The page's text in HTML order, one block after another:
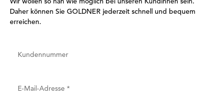
Daher können Sie GOLDNER jederzeit schnell und bequem
erreichen.
Kundennummer
E-Mail-Adresse *